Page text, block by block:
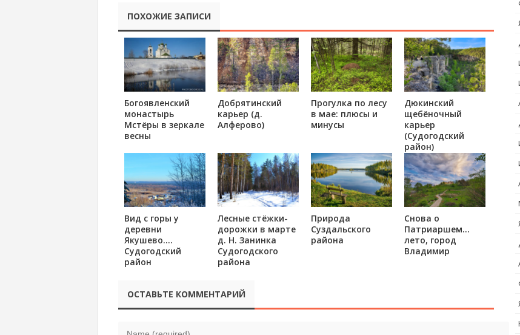
ПОХОЖИЕ ЗАПИСИ
Богоявленский
монастырь
Мстёры в зеркале
весны
Добрятинский
карьер (д.
Алферово)
Прогулка по лесу
в мае: плюсы и
минусы
Дюкинский
щебёночный
карьер
(Судогодский
район)
Вид с горы у
деревни
Якушево….
Судогодский
район
Лесные стёжки-
дорожки в марте
д. Н. Занинка
Судогодского
района
Природа
Суздальского
района
Снова о
Патриаршем…
лето, город
Владимир
ОСТАВЬТЕ КОММЕНТАРИЙ